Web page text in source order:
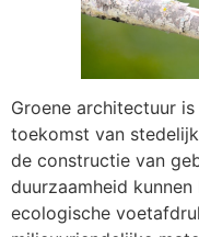
Groene architectuur
toekomst van
de constructie van
duurzaamheid
ecologische